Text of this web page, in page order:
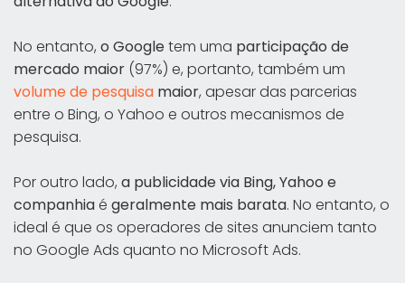
No entanto, o Googletem uma participação de
mercado maior (97%) e, portanto, também um
volume de pesquisa maior, apesar das parcerias
entre o Bing, o Yahoo e outros mecanismos de
pesquisa.
Por outro lado, a publicidade via Bing, Yahoo e
companhiaé geralmente mais barata. No entanto, o
ideal é que os operadores de sites anunciem tanto
no Google Ads quanto no Microsoft Ads.